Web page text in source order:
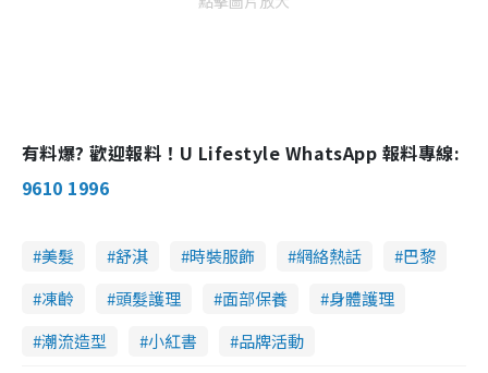
有料爆? 歡迎報料！U Lifestyle WhatsApp 報料專線:
9610 1996
美髮 舒淇 時裝服飾 網絡熱話
巴黎
凍齡
頭髮護理 面部保養
身體護理
潮流造型
小紅書 品牌活動